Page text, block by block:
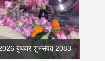
बुधवार शुभसंवत् 2083